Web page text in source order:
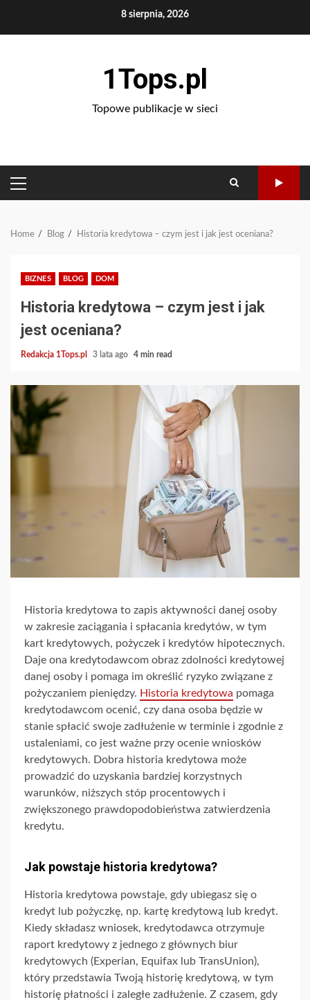
8 sierpnia, 2026
1Tops.pl
Topowe publikacje w sieci
PRIMARY
MENU
Home Blog Historia kredytowa – czym jest i jak jest oceniana?
BIZNES BLOG DOM
Historia kredytowa – czym jest i jak
jest oceniana?
Redakcja 1Tops.pl 3 lata ago 4 min read
Historia kredytowa to zapis aktywności danej osoby
w zakresie zaciągania i spłacania kredytów, w tym
kart kredytowych, pożyczek i kredytów hipotecznych.
Daje ona kredytodawcom obraz zdolności kredytowej
danej osoby i pomaga im określić ryzyko związane z
pożyczaniem pieniędzy. Historia kredytowa pomaga
kredytodawcom ocenić, czy dana osoba będzie w
stanie spłacić swoje zadłużenie w terminie i zgodnie z
ustaleniami, co jest ważne przy ocenie wniosków
kredytowych. Dobra historia kredytowa może
prowadzić do uzyskania bardziej korzystnych
warunków, niższych stóp procentowych i
zwiększonego prawdopodobieństwa zatwierdzenia
kredytu.
Jak powstaje historia kredytowa?
Historia kredytowa powstaje, gdy ubiegasz się o
kredyt lub pożyczkę, np. kartę kredytową lub kredyt.
Kiedy składasz wniosek, kredytodawca otrzymuje
raport kredytowy z jednego z głównych biur
kredytowych (Experian, Equifax lub TransUnion),
który przedstawia Twoją historię kredytową, w tym
historię płatności i zaległe zadłużenie. Z czasem, gdy